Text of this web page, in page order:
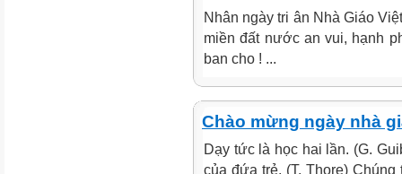
Nhân ngày tri ân Nhà Giáo
miền đất nước an vui, hạnh
ban cho ! ...
Chào mừng ngày nhà
Dạy tức là học hai lần. (G.
của đứa trẻ. (T. Thore)